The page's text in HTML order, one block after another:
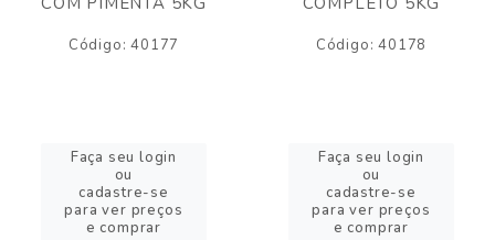
Código: 40177
Faça seu login
ou
cadastre-se
para ver preços
e comprar
Código: 40178
Faça seu login
ou
cadastre-se
para ver preços
e comprar